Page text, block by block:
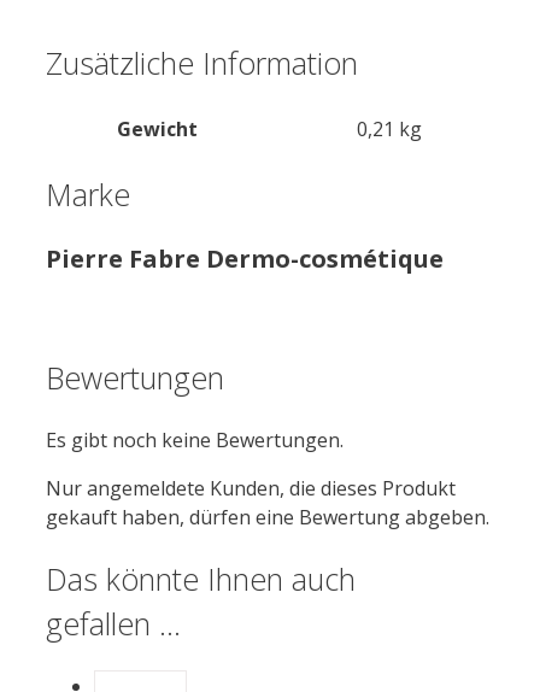
Zusätzliche Information
Gewicht 0,21 kg
Marke
Pierre Fabre Dermo-cosmétique
Bewertungen
Es gibt noch keine Bewertungen.
Nur angemeldete Kunden, die dieses Produkt
gekauft haben, dürfen eine Bewertung abgeben.
Das könnte Ihnen auch
gefallen …